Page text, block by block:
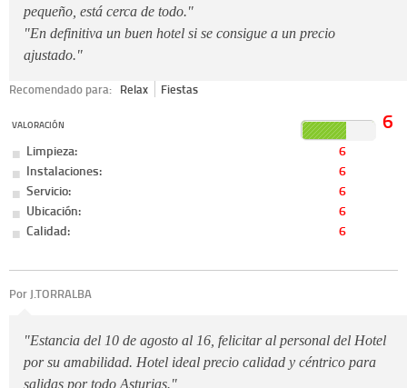
pequeño, está cerca de todo."
"En definitiva un buen hotel si se consigue a un precio
ajustado."
Recomendado para: Relax Fiestas
VALORACIÓN 6
Limpieza:
6
Instalaciones:
6
Servicio:
6
Ubicación:
6
Calidad:
6
Por J.TORRALBA
"Estancia del 10 de agosto al 16, felicitar al personal del Hotel
por su amabilidad. Hotel ideal precio calidad y céntrico para
salidas por todo Asturias."